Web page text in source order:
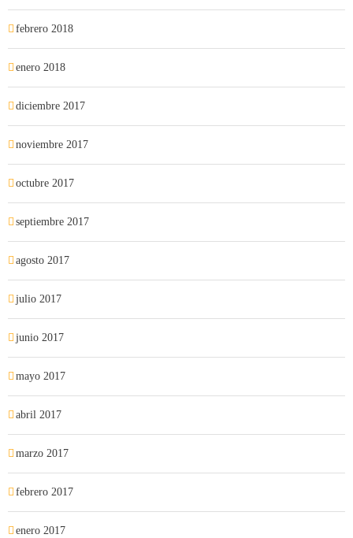
febrero 2018
enero 2018
diciembre 2017
noviembre 2017
octubre 2017
septiembre 2017
agosto 2017
julio 2017
junio 2017
mayo 2017
abril 2017
marzo 2017
febrero 2017
enero 2017